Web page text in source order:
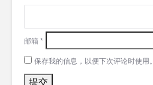
邮箱 *
保存我的信息，以便下次评论时使用。